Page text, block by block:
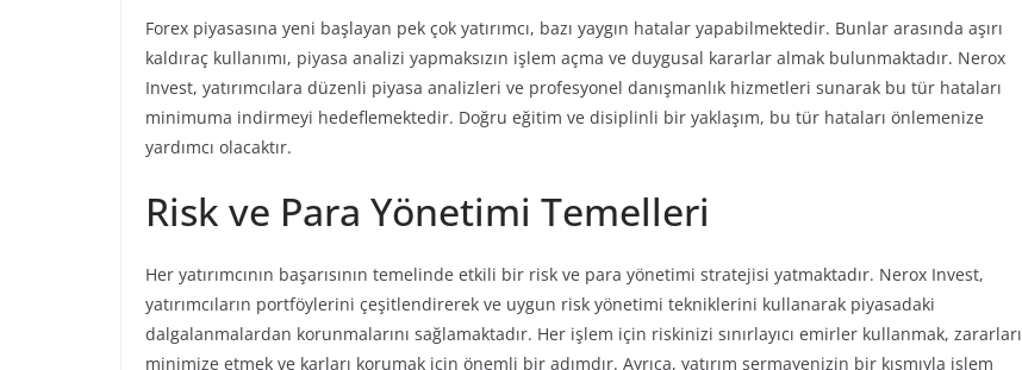
Forex piyasasına yeni başlayan pek çok yatırımcı, bazı yaygın hatalar yapabilmektedir. Bunlar arasında aşırı
kaldıraç kullanımı, piyasa analizi yapmaksızın işlem açma ve duygusal kararlar almak bulunmaktadır. Nerox
Invest, yatırımcılara düzenli piyasa analizleri ve profesyonel danışmanlık hizmetleri sunarak bu tür hataları
minimuma indirmeyi hedeflemektedir. Doğru eğitim ve disiplinli bir yaklaşım, bu tür hataları önlemenize
yardımcı olacaktır.
Risk ve Para Yönetimi Temelleri
Her yatırımcının başarısının temelinde etkili bir risk ve para yönetimi stratejisi yatmaktadır. Nerox Invest,
yatırımcıların portföylerini çeşitlendirerek ve uygun risk yönetimi tekniklerini kullanarak piyasadaki
dalgalanmalardan korunmalarını sağlamaktadır. Her işlem için riskinizi sınırlayıcı emirler kullanmak, zararları
minimize etmek ve karları korumak için önemli bir adımdır. Ayrıca, yatırım sermayenizin bir kısmıyla işlem